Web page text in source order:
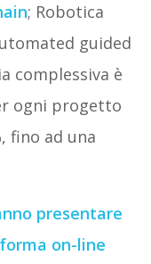
; Robotica
guided
complessiva è
ogni progetto
fino ad una
presentare
on-line